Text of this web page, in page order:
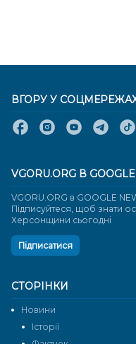
СТОРІНКИ
Новини
Історії
ВГОРУ У
VGORU.ORG В
VGORU.ORG в GOOGLE
Підписуйтеся, щоб знати
Херсонщини сьогодні
Підписатися